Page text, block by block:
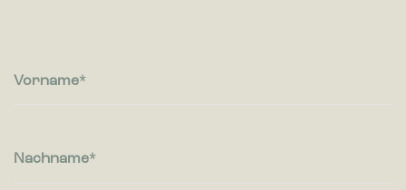
Statistik-Cookies helfen Webseiten-Besitzern zu verstehen,
wie Besucher mit Webseiten interagieren, indem
Marketing
Vorname
Nachname